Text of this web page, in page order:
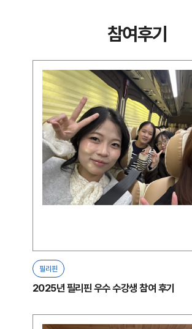
참여후기
필리핀
2025년 필리핀 우수 수강생 참여 후기